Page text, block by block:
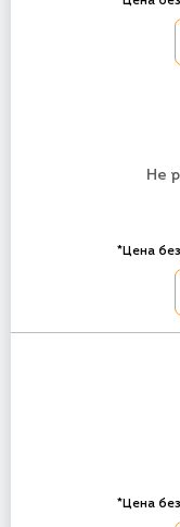
Не
*Цена
*Цена